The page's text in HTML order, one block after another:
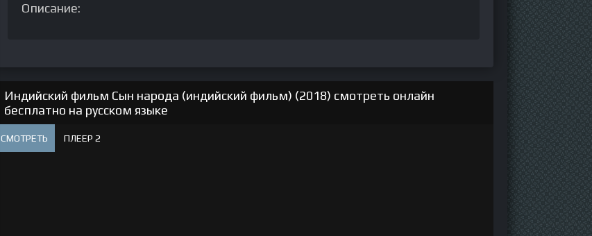
Описание:
Индийский фильм Сын народа (индийский фильм) (2018) смотреть онлайн
бесплатно на русском языке
СМОТРЕТЬ ПЛЕЕР 2